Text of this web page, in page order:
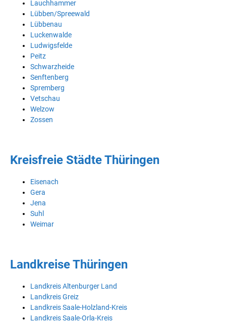
Lauchhammer
Lübben/Spreewald
Lübbenau
Luckenwalde
Ludwigsfelde
Peitz
Schwarzheide
Senftenberg
Spremberg
Vetschau
Welzow
Zossen
Kreisfreie Städte Thüringen
Eisenach
Gera
Jena
Suhl
Weimar
Landkreise Thüringen
Landkreis Altenburger Land
Landkreis Greiz
Landkreis Saale-Holzland-Kreis
Landkreis Saale-Orla-Kreis